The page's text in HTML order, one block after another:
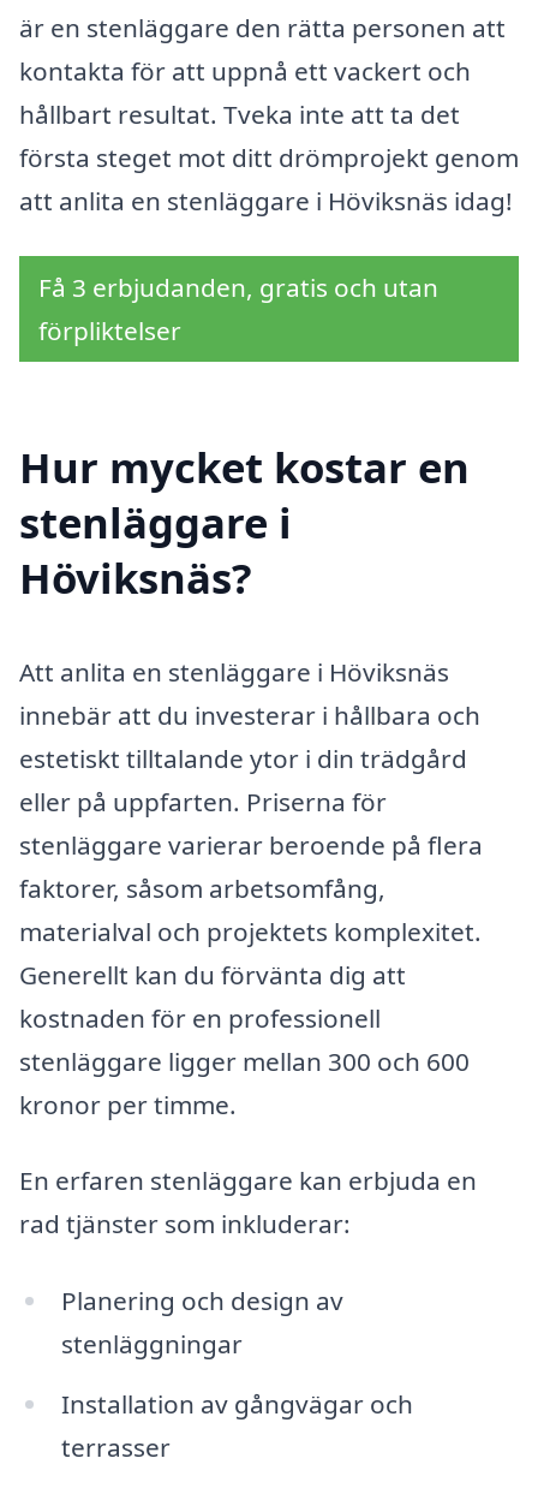
är en stenläggare den rätta personen att
kontakta för att uppnå ett vackert och
hållbart resultat. Tveka inte att ta det
första steget mot ditt drömprojekt genom
att anlita en stenläggare i Höviksnäs idag!
Få 3 erbjudanden, gratis och utan
förpliktelser
Hur mycket kostar en
stenläggare i
Höviksnäs?
Att anlita en stenläggare i Höviksnäs
innebär att du investerar i hållbara och
estetiskt tilltalande ytor i din trädgård
eller på uppfarten. Priserna för
stenläggare varierar beroende på flera
faktorer, såsom arbetsomfång,
materialval och projektets komplexitet.
Generellt kan du förvänta dig att
kostnaden för en professionell
stenläggare ligger mellan 300 och 600
kronor per timme.
En erfaren stenläggare kan erbjuda en
rad tjänster som inkluderar:
Planering och design av
stenläggningar
Installation av gångvägar och
terrasser